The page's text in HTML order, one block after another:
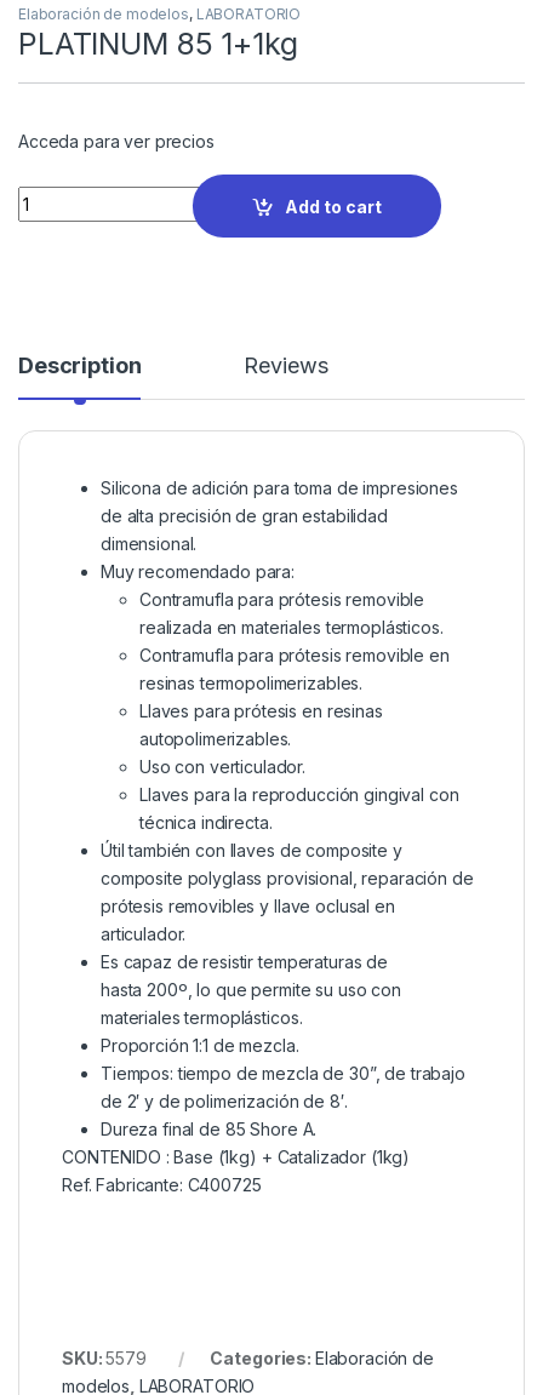
Elaboración de modelos, LABORATORIO
PLATINUM 85 1+1kg
Acceda para ver precios
Quantity
Add to cart
Description Reviews
Silicona de adición para toma de impresiones
de alta precisión de gran estabilidad
dimensional.
Muy recomendado para:
Contramufla para prótesis removible
realizada en materiales termoplásticos.
Contramufla para prótesis removible en
resinas termopolimerizables.
Llaves para prótesis en resinas
autopolimerizables.
Uso con verticulador.
Llaves para la reproducción gingival con
técnica indirecta.
Útil también con llaves de composite y
composite polyglass provisional, reparación de
prótesis removibles y llave oclusal en
articulador.
Es capaz de resistir temperaturas de
hasta 200º, lo que permite su uso con
materiales termoplásticos.
Proporción 1:1 de mezcla.
Tiempos: tiempo de mezcla de 30”, de trabajo
de 2′ y de polimerización de 8′.
Dureza final de 85 Shore A.
CONTENIDO : Base (1kg) + Catalizador (1kg)
Ref. Fabricante: C400725
SKU:5579 Categories: Elaboración de
modelos LABORATORIO